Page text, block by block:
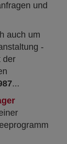
und
auch um
-
der
...